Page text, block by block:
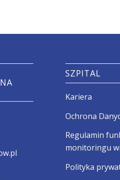
SZPITAL
Kariera
Ochrona
Regulamin
monitoringu
Polityka